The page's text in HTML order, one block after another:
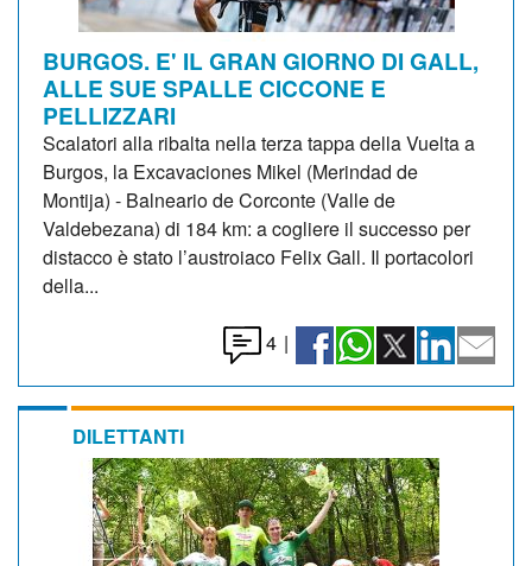
BURGOS. E' IL GRAN GIORNO DI GALL,
ALLE SUE SPALLE CICCONE E
PELLIZZARI
Scalatori alla ribalta nella terza tappa della Vuelta a
Burgos, la Excavaciones Mikel (Merindad de
Montija) - Balneario de Corconte (Valle de
Valdebezana) di 184 km: a cogliere il successo per
distacco è stato l’austroiaco Felix Gall. Il portacolori
della...
4 |
DILETTANTI